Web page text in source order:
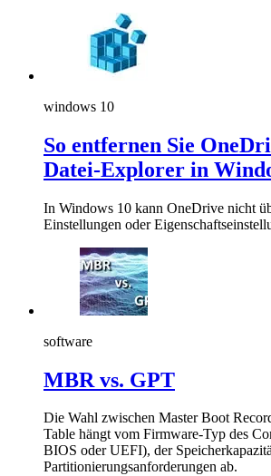
windows 10
So entfernen Sie
Datei-Explorer in
In Windows 10 kann OneDrive nicht
Einstellungen oder
software
MBR vs. GPT
Die Wahl zwischen Master Boot
Table hängt vom Firmware-Typ des
BIOS oder UEFI), der
Partitionierungsanforderungen ab.